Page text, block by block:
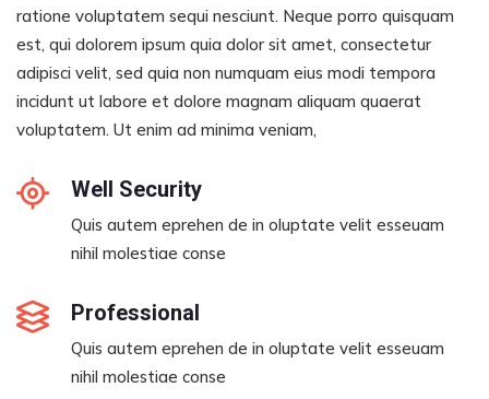
ratione voluptatem sequi nesciunt. Neque porro quisquam
est, qui dolorem ipsum quia dolor sit amet, consectetur
adipisci velit, sed quia non numquam eius modi tempora
incidunt ut labore et dolore magnam aliquam quaerat
voluptatem. Ut enim ad minima veniam,
Well Security
Quis autem eprehen de in oluptate velit esseuam
nihil molestiae conse
Professional
Quis autem eprehen de in oluptate velit esseuam
nihil molestiae conse